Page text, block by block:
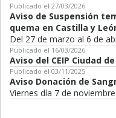
Publicado el 27/03/2026
Aviso de Suspensión
quema en Castilla y
Del 27 de marzo al 6 de
Publicado el 16/03/2026
Aviso del CEIP Ciudad
Publicado el 03/11/2025
Aviso Donación de
Viernes día 7 de